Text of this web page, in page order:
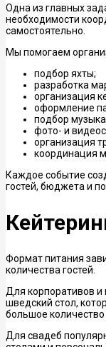
Одна из главных
необходимости
самостоятельно.
Мы помогаем
подбор яхты;
разработка
организация
оформление
подбор
фото- и
организация
координация
Каждое событие
гостей, бюджета и
Формат питания
количества гостей.
Для корпоративов
шведский стол,
большое количество
Для свадеб